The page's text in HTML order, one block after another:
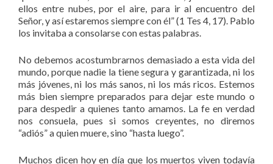
ellos entre nubes, por el aire, para ir al encuentro del
Señor, y así estaremos siempre con él” (1 Tes 4, 17). Pablo
los invitaba a consolarse con estas palabras.
No debemos acostumbrarnos demasiado a esta vida del
mundo, porque nadie la tiene segura y garantizada, ni los
más jóvenes, ni los más sanos, ni los más ricos. Estemos
más bien siempre preparados para dejar este mundo o
para despedir a quienes tanto amamos. La fe en verdad
nos consuela, pues si somos creyentes, no diremos
“adiós” a quien muere, sino “hasta luego”.
Muchos dicen hoy en día que los muertos viven todavía